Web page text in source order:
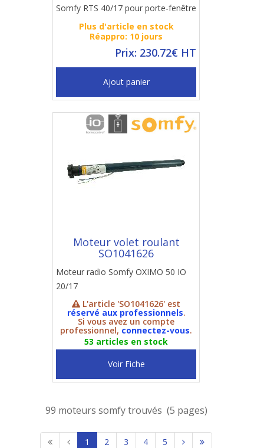
Somfy RTS 40/17 pour porte-fenêtre
Plus d'article en stock
Réappro: 10 jours
Prix: 230.72€ HT
Ajout panier
Moteur volet roulant
SO1041626
Moteur radio Somfy OXIMO 50 IO
20/17
L'article 'SO1041626' est
réservé aux professionnels.
Si vous avez un compte
professionnel, connectez-vous.
53 articles en stock
Voir Fiche
99 moteurs somfy trouvés (5 pages)
1 2 3 4 5